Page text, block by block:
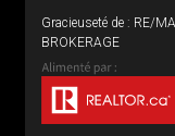
Gracieuseté de : RE/
BROKERAGE